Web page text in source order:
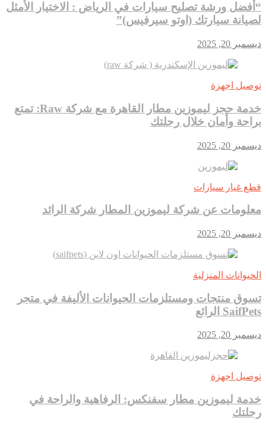
بتقنيات
حديثة
“أفضل ورشة تصليح سيارات في الرياض : الاختيار الأمثل
لصيانة سيارتك (اوتو سيرفيس)”
ديسمبر 20, 2025
توصيل اجهزة
خدمة حجز ليموزين مطار القاهرة مع شركة Raw: تمتع
براحة وأمان خلال رحلتك
ديسمبر 20, 2025
قطع غيار سيارات
معلومات عن شركة ليموزين المطار شركة الرائد
ديسمبر 20, 2025
الحيوانات المنزلية
تسوق منتجات ومستلزمات الحيوانات الأليفة في متجر
SaifPets الرائع
ديسمبر 20, 2025
توصيل اجهزة
خدمة ليموزين مطار سفنكس: الرفاهية والراحة في
رحلتك